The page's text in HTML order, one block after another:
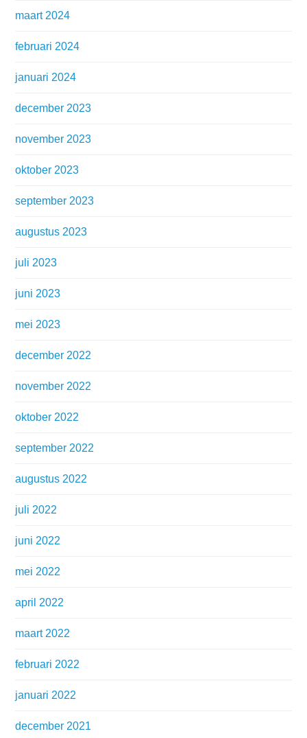
maart 2024
februari 2024
januari 2024
december 2023
november 2023
oktober 2023
september 2023
augustus 2023
juli 2023
juni 2023
mei 2023
december 2022
november 2022
oktober 2022
september 2022
augustus 2022
juli 2022
juni 2022
mei 2022
april 2022
maart 2022
februari 2022
januari 2022
december 2021